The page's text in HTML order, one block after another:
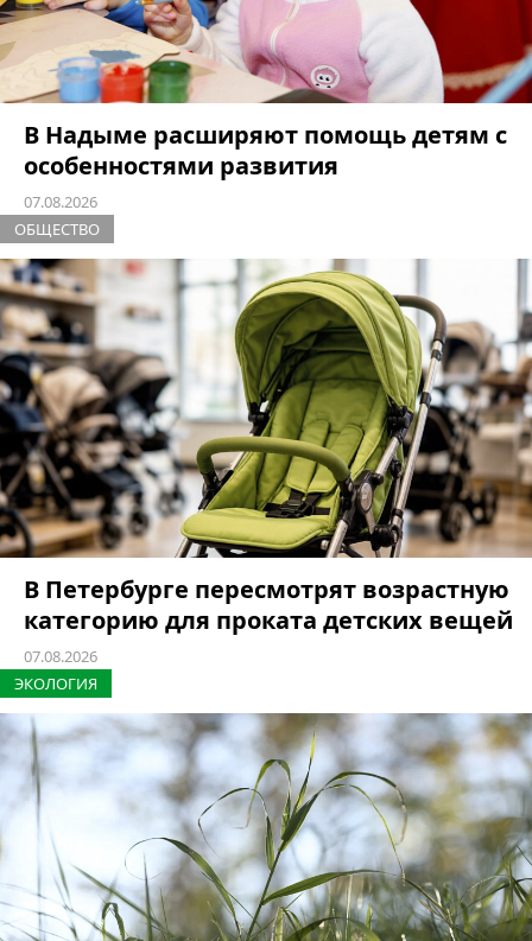
В Надыме расширяют помощь детям с
особенностями развития
07.08.2026
ОБЩЕСТВО
В Петербурге пересмотрят возрастную
категорию для проката детских вещей
07.08.2026
ЭКОЛОГИЯ